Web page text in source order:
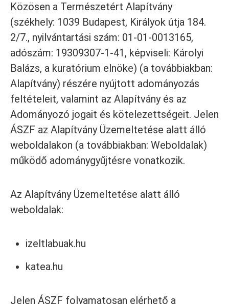
Közösen a Természetért Alapítvány
(székhely: 1039 Budapest, Királyok útja 184.
2/7., nyilvántartási szám: 01-01-0013165,
adószám: 19309307-1-41, képviseli: Károlyi
Balázs, a kuratórium elnöke) (a továbbiakban:
Alapítvány) részére nyújtott adományozás
feltételeit, valamint az Alapítvány és az
Adományozó jogait és kötelezettségeit. Jelen
ÁSZF az Alapítvány Üzemeltetése alatt álló
weboldalakon (a továbbiakban: Weboldalak)
működő adománygyűjtésre vonatkozik.
Az Alapítvány Üzemeltetése alatt álló
weboldalak:
izeltlabuak.hu
katea.hu
Jelen ÁSZF folyamatosan elérhető a